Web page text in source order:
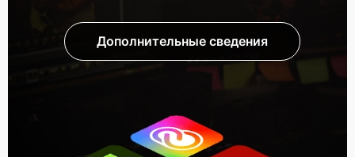
Дополнительные сведения